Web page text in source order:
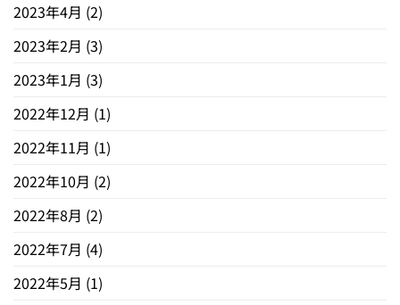
2023年4月 (2)
2023年2月 (3)
2023年1月 (3)
2022年12月 (1)
2022年11月 (1)
2022年10月 (2)
2022年8月 (2)
2022年7月 (4)
2022年5月 (1)